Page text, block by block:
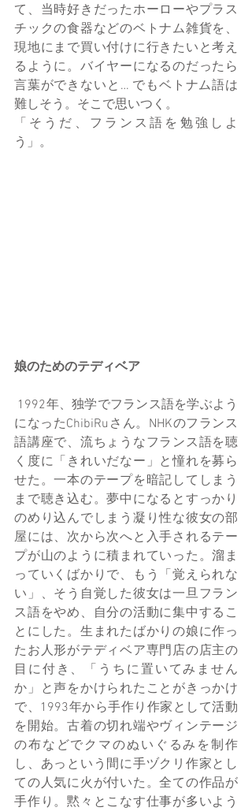
て、当時好きだったホーローやプラス
チックの食器などのベトナム雑貨を、
現地にまで買い付けに行きたいと考え
るように。バイヤーになるのだったら
言葉ができないと… でもベトナム語は
難しそう。そこで思いつく。
「そうだ、フランス語を勉強しよ
う」。
娘のためのテディベア
になったChibiRuさん。NHKのフランス
語講座で、流ちょうなフランス語を聴
く度に「きれいだなー」と憧れを募ら
せた。一本のテープを暗記してしまう
まで聴き込む。夢中になるとすっかり
のめり込んでしまう凝り性な彼女の部
屋には、次から次へと入手されるテー
プが山のように積まれていった。溜ま
っていくばかりで、もう「覚えられな
い」、そう自覚した彼女は一旦フラン
ス語をやめ、自分の活動に集中するこ
とにした。生まれたばかりの娘に作っ
たお人形がテディベア専門店の店主の
目に付き、「うちに置いてみません
か」と声をかけられたことがきっかけ
で、1993年から手作り作家として活動
を開始。古着の切れ端やヴィンテージ
の布などでクマのぬいぐるみを制作
し、あっという間に手ヅクリ作家とし
ての人気に火が付いた。全ての作品が
手作り。黙々とこなす仕事が多いよう